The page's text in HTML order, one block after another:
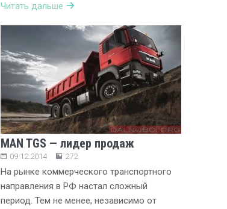
Читать дальше
MAN TGS — лидер продаж
09.12.2014 272
На рынке коммерческого транспортного
направления в РФ настал сложный
период. Тем не менее, независимо от